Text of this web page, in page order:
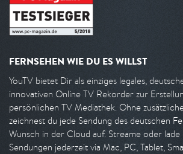
FERNSEHEN WIE DU ES WILLST
YouTV bietet Dir als einziges legales,
innovativen Online TV Rekorder zur
persönlichen TV Mediathek. Ohne
zeichnest du jede Sendung des deutschen
Wunsch in der Cloud auf. Streame oder lade
Sendungen jederzeit via Mac, PC, Tablet,